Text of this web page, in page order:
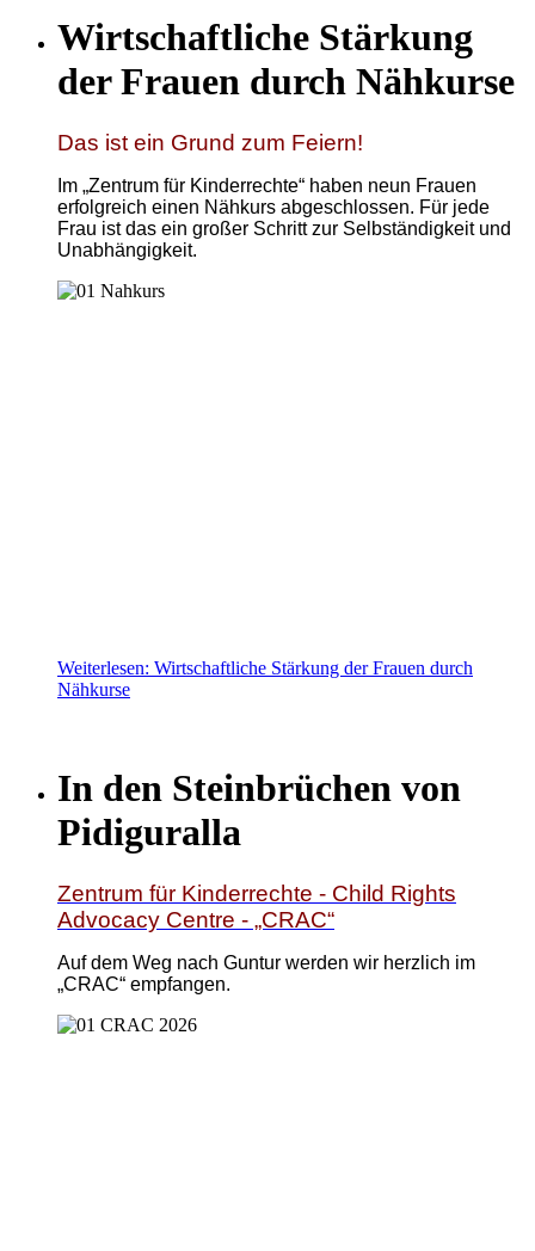
Wirtschaftliche Stärkung
der Frauen durch Nähkurse
Das ist ein Grund zum Feiern!
Im „Zentrum für Kinderrechte“ haben neun Frauen
erfolgreich einen Nähkurs abgeschlossen. Für jede
Frau ist das ein großer Schritt zur Selbständigkeit und
Unabhängigkeit.
Weiterlesen: Wirtschaftliche Stärkung der Frauen durch
Nähkurse
In den Steinbrüchen von
Pidiguralla
Zentrum für Kinderrechte - Child Rights
Advocacy Centre - „CRAC“
Auf dem Weg nach Guntur werden wir herzlich im
„CRAC“ empfangen.